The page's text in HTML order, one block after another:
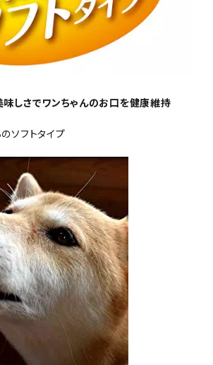
しさでワンちゃんのお口を健康維持
ソフトタイプ